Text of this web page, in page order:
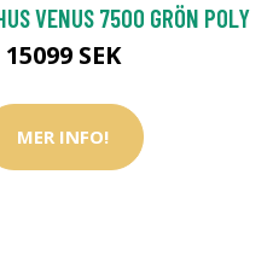
VENUS 7500 GRÖN POLY
15099 SEK
MER INFO!